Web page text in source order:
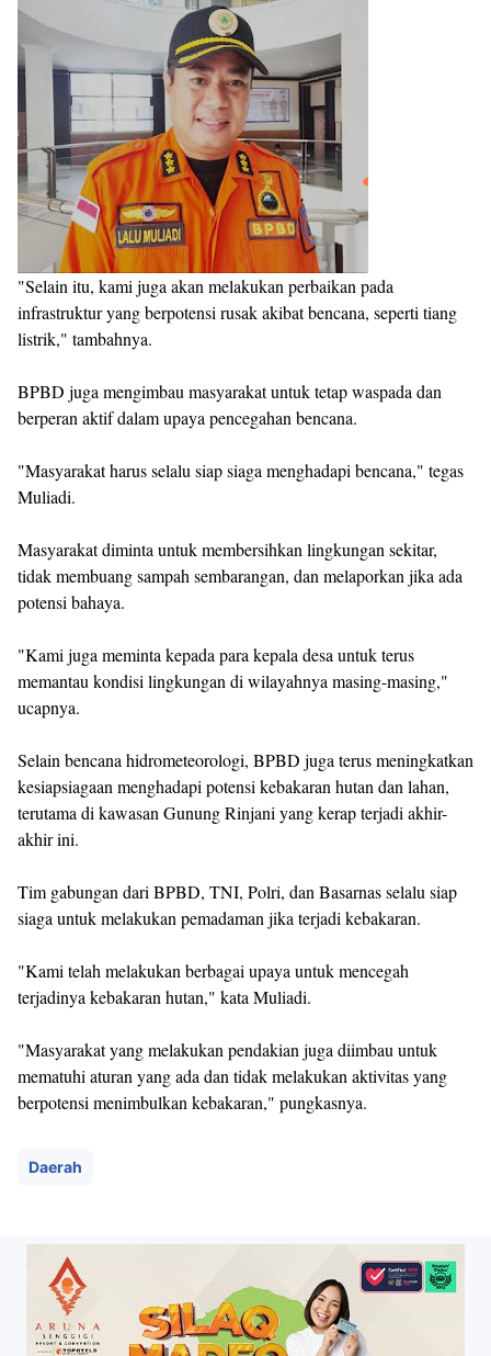
"Selain itu, kami juga akan melakukan perbaikan pada
infrastruktur yang berpotensi rusak akibat bencana, seperti tiang
listrik," tambahnya.
BPBD juga mengimbau masyarakat untuk tetap waspada dan
berperan aktif dalam upaya pencegahan bencana.
"Masyarakat harus selalu siap siaga menghadapi bencana," tegas
Muliadi.
Masyarakat diminta untuk membersihkan lingkungan sekitar,
tidak membuang sampah sembarangan, dan melaporkan jika ada
potensi bahaya.
"Kami juga meminta kepada para kepala desa untuk terus
memantau kondisi lingkungan di wilayahnya masing-masing,"
ucapnya.
Selain bencana hidrometeorologi, BPBD juga terus meningkatkan
kesiapsiagaan menghadapi potensi kebakaran hutan dan lahan,
terutama di kawasan Gunung Rinjani yang kerap terjadi akhir-
akhir ini.
Tim gabungan dari BPBD, TNI, Polri, dan Basarnas selalu siap
siaga untuk melakukan pemadaman jika terjadi kebakaran.
"Kami telah melakukan berbagai upaya untuk mencegah
terjadinya kebakaran hutan," kata Muliadi.
"Masyarakat yang melakukan pendakian juga diimbau untuk
mematuhi aturan yang ada dan tidak melakukan aktivitas yang
berpotensi menimbulkan kebakaran," pungkasnya.
Daerah